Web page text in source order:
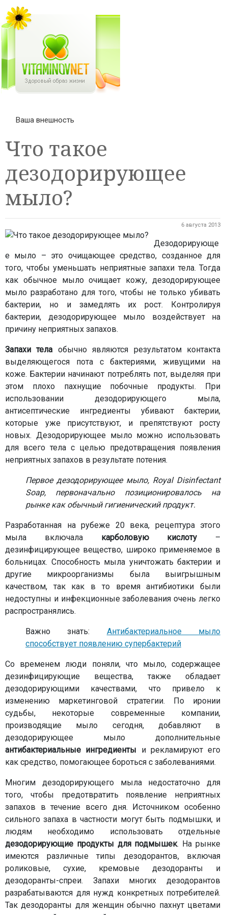
Ваша внешность
Что такое
дезодорирующее
мыло?
6 августа 2013
Дезодорирующе
е мыло – это очищающее средство, созданное для
того, чтобы уменьшать неприятные запахи тела. Тогда
как обычное мыло очищает кожу, дезодорирующее
мыло разработано для того, чтобы не только убивать
бактерии, но и замедлять их рост. Контролируя
бактерии, дезодорирующее мыло воздействует на
причину неприятных запахов.
Запахи тела обычно являются результатом контакта
выделяющегося пота с бактериями, живущими на
коже. Бактерии начинают потреблять пот, выделяя при
этом плохо пахнущие побочные продукты. При
использовании дезодорирующего мыла,
антисептические ингредиенты убивают бактерии,
которые уже присутствуют, и препятствуют росту
новых. Дезодорирующее мыло можно использовать
для всего тела с целью предотвращения появления
неприятных запахов в результате потения.
Первое дезодорирующее мыло, Royal Disinfectant
Soap, первоначально позиционировалось на
рынке как обычный гигиенический продукт.
Разработанная на рубеже 20 века, рецептура этого
мыла включала карболовую кислоту –
дезинфицирующее вещество, широко применяемое в
больницах. Способность мыла уничтожать бактерии и
другие микроорганизмы была выигрышным
качеством, так как в то время антибиотики были
недоступны и инфекционные заболевания очень легко
распространялись.
Важно знать: Антибактериальное мыло
способствует появлению супербактерий
Со временем люди поняли, что мыло, содержащее
дезинфицирующие вещества, также обладает
дезодорирующими качествами, что привело к
изменению маркетинговой стратегии. По иронии
судьбы, некоторые современные компании,
производящие мыло сегодня, добавляют в
дезодорирующее мыло дополнительные
антибактериальные ингредиенты и рекламируют его
как средство, помогающее бороться с заболеваниями.
Многим дезодорирующего мыла недостаточно для
того, чтобы предотвратить появление неприятных
запахов в течение всего дня. Источником особенно
сильного запаха в частности могут быть подмышки, и
людям необходимо использовать отдельные
дезодорирующие продукты для подмышек. На рынке
имеются различные типы дезодорантов, включая
роликовые, сухие, кремовые дезодоранты и
дезодоранты-спреи. Запахи многих дезодорантов
разрабатываются для нужд конкретных потребителей.
Так дезодоранты для женщин обычно пахнут цветами